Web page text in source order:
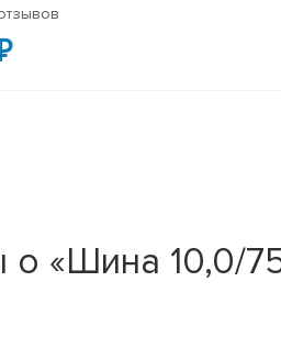
«Шина 10,0/